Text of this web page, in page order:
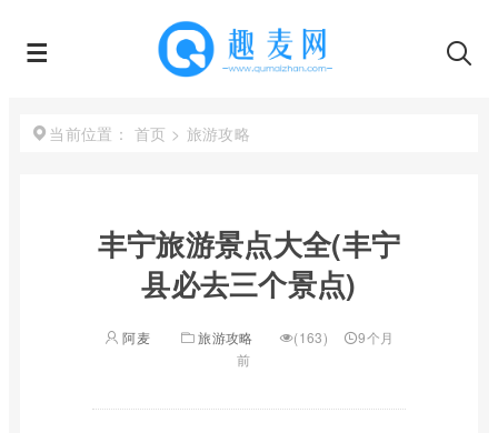
当前位置： 首页 > 旅游攻略
丰宁旅游景点大全(丰宁
县必去三个景点)
阿麦 旅游攻略 (163)
9个月
前